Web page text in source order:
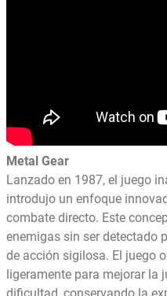
Metal Gear
Lanzado en 1987, el juego
introdujo un enfoque
combate directo. Este
enemigas sin ser detectado
de acción sigilosa. El juego
ligeramente para mejorar la